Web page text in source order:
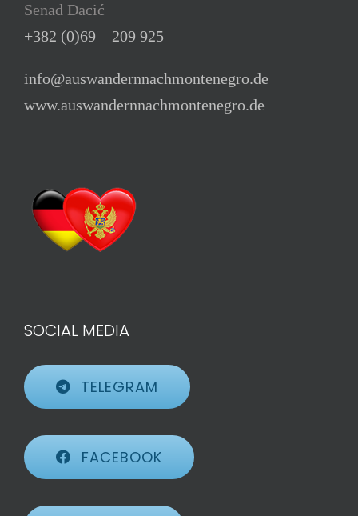
Senad Dacić
+382 (0)69 – 209 925
info@auswandernnachmontenegro.de
www.auswandernnachmontenegro.de
SOCIAL MEDIA
TELEGRAM
FACEBOOK